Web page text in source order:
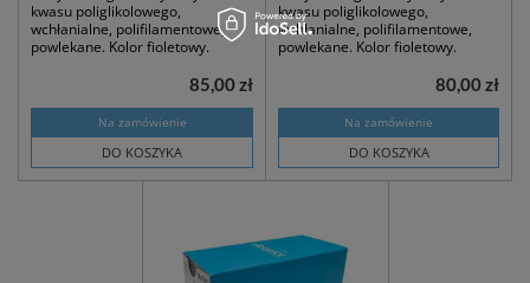
kwasu poliglikolowego,
wchłanialne, polifilamentowe,
powlekane. Kolor fioletowy.
Na zamówienie
DO KOSZYKA
85,00 zł
kwasu poliglikolowego,
wchłanialne, polifilamentowe,
powlekane. Kolor fioletowy.
Na zamówienie
DO KOSZYKA
80,00 zł